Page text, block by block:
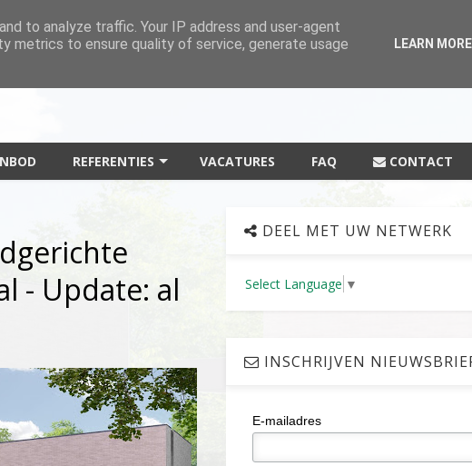
REFERENTIES VACATURES FAQ CONTACT
- Update: al
DEEL MET UW NETWERK
Select Language ▼
INSCHRIJVEN
E-mailadres
to analyze traffic. Your IP address and user-agent
metrics to ensure quality of service, generate usage
LEARN MORE